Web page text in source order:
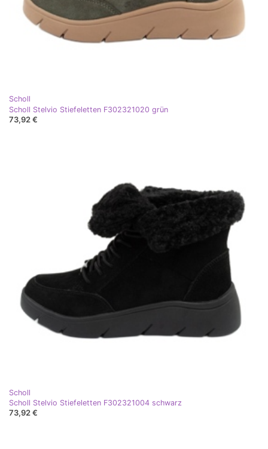
Scholl
Scholl Stelvio Stiefeletten F302321020 grün
73,92 €
Scholl
Scholl Stelvio Stiefeletten F302321004 schwarz
73,92 €